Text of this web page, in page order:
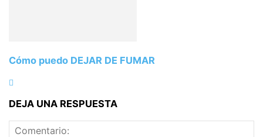
Cómo puedo DEJAR DE FUMAR
DEJA UNA RESPUESTA